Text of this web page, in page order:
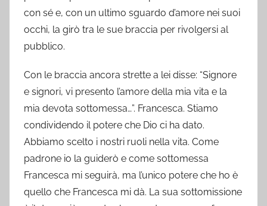
con sé e, con un ultimo sguardo d’amore nei suoi
occhi, la girò tra le sue braccia per rivolgersi al
pubblico.
Con le braccia ancora strette a lei disse: “Signore
e signori, vi presento l’amore della mia vita e la
mia devota sottomessa…”. Francesca. Stiamo
condividendo il potere che Dio ci ha dato.
Abbiamo scelto i nostri ruoli nella vita. Come
padrone io la guiderò e come sottomessa
Francesca mi seguirà, ma l’unico potere che ho è
quello che Francesca mi dà. La sua sottomissione